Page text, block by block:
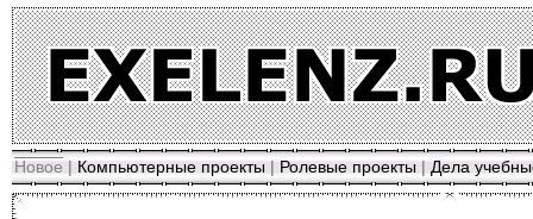
Новое | Компьютерные проекты | Ролевые проекты | Дела